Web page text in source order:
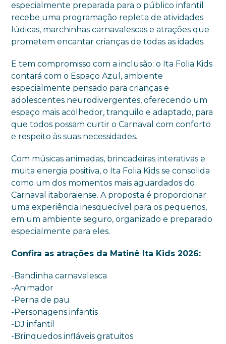
especialmente preparada para o público infantil
recebe uma programação repleta de atividades
lúdicas, marchinhas carnavalescas e atrações que
prometem encantar crianças de todas as idades.
E tem compromisso com a inclusão: o Ita Folia Kids
contará com o Espaço Azul, ambiente
especialmente pensado para crianças e
adolescentes neurodivergentes, oferecendo um
espaço mais acolhedor, tranquilo e adaptado, para
que todos possam curtir o Carnaval com conforto
e respeito às suas necessidades.
Com músicas animadas, brincadeiras interativas e
muita energia positiva, o Ita Folia Kids se consolida
como um dos momentos mais aguardados do
Carnaval itaboraiense. A proposta é proporcionar
uma experiência inesquecível para os pequenos,
em um ambiente seguro, organizado e preparado
especialmente para eles.
Confira as atrações da Matinê Ita Kids 2026:
-Bandinha carnavalesca
-Animador
-Perna de pau
-Personagens infantis
-DJ infantil
-Brinquedos infláveis gratuitos